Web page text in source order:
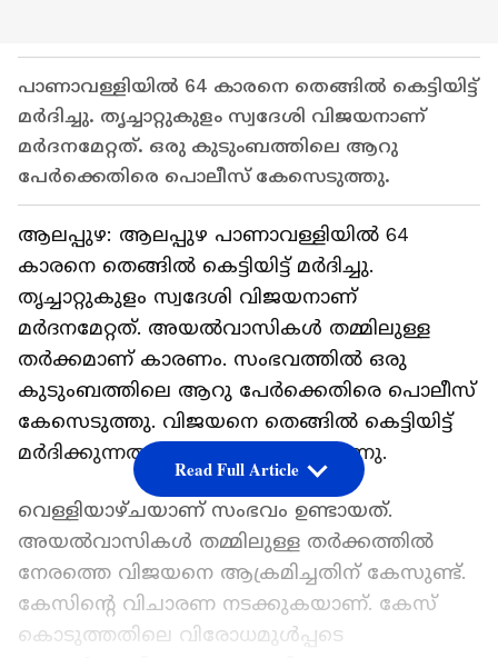
പാണാവള്ളിയിൽ 64 കാരനെ തെങ്ങിൽ കെട്ടിയിട്ട്
മർദിച്ചു. തൃച്ചാറ്റുകുളം സ്വദേശി വിജയനാണ്
മർദനമേറ്റത്. ഒരു കുടുംബത്തിലെ ആറു
പേർക്കെതിരെ പൊലീസ് കേസെടുത്തു.
ആലപ്പുഴ: ആലപ്പുഴ പാണാവള്ളിയിൽ 64
കാരനെ തെങ്ങിൽ കെട്ടിയിട്ട് മർദിച്ചു.
തൃച്ചാറ്റുകുളം സ്വദേശി വിജയനാണ്
മർദനമേറ്റത്. അയൽവാസികൾ തമ്മിലുള്ള
തർക്കമാണ് കാരണം. സംഭവത്തിൽ ഒരു
കുടുംബത്തിലെ ആറു പേർക്കെതിരെ പൊലീസ്
കേസെടുത്തു. വിജയനെ തെങ്ങിൽ കെട്ടിയിട്ട്
മർദിക്കുന്നതാണ് ദൃശ്യം പുറത്തുവന്നു.
വെള്ളിയാഴ്ചയാണ് സംഭവം ഉണ്ടായത്.
അയൽവാസികൾ തമ്മിലുള്ള തർക്കത്തിൽ
നേരത്തെ വിജയനെ ആക്രമിച്ചതിന് കേസുണ്ട്.
കേസിന്റെ വിചാരണ നടക്കുകയാണ്. കേസ്
കൊടുത്തതിലെ വിരോധമുൾപ്പടെ
Read Full Article